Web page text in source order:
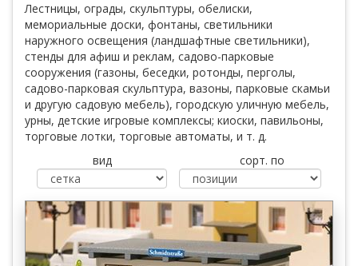
Лестницы, ограды, скульптуры, обелиски,
мемориальные доски, фонтаны, светильники
наружного освещения (ландшафтные светильники),
стенды для афиш и реклам, садово-парковые
сооружения (газоны, беседки, ротонды, перголы,
садово-парковая скульптура, вазоны, парковые скамьи
и другую садовую мебель), городскую уличную мебель,
урны, детские игровые комплексы; киоски, павильоны,
торговые лотки, торговые автоматы, и т. д.
вид
сорт. по